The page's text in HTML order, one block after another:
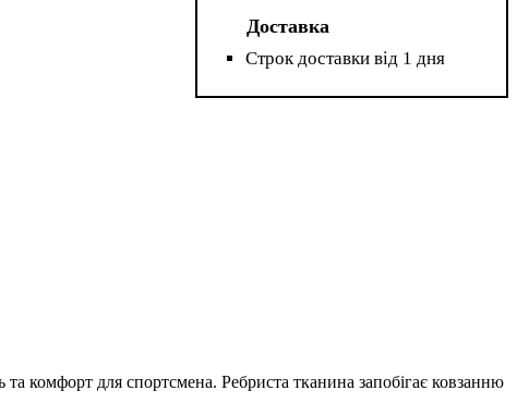
Доставка
Строк доставки від 1 дня
комфорт для спортсмена. Ребриста тканина запобігає ковзанню